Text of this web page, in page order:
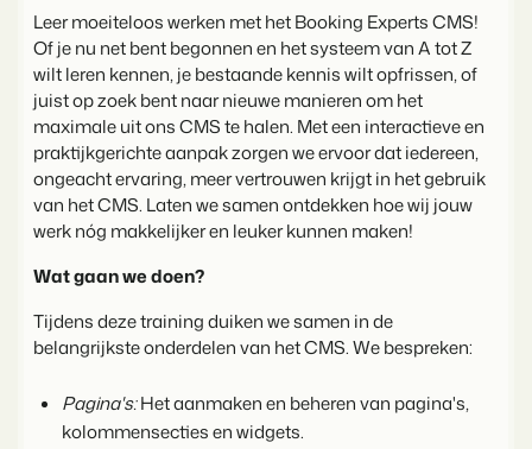
Verhuurwebsite
Breng je merk tot leven met onze websitebouwer.
Vastgoedwebsite
Genereer leads voor jouw verkoopobjecten.
BEX Linguist
Begroet gasten in hun eigen taal.
Marketing
De krachtige combinatie van branding en performance marketing
Dankzij Booking Experts
kunnen we ons volledig
Gijs Meerdink
welcome.in
Overstappen naar BEX
Klaar om te groeien?
Partners
Samen transformeren wij de recreatiebranche.
Onboarding
Samen van start. Vandaag nog.
Events
Van thema trainingen tot kennisevents.
Vertrouwen bij Booking Experts
Leer moeiteloos werken met het Booking Experts CMS!
Of je nu net bent begonnen en het systeem van A tot Z
wilt leren kennen, je bestaande kennis wilt opfrissen, of
juist op zoek bent naar nieuwe manieren om het
maximale uit ons CMS te halen. Met een interactieve en
praktijkgerichte aanpak zorgen we ervoor dat iedereen,
ongeacht ervaring, meer vertrouwen krijgt in het gebruik
van het CMS. Laten we samen ontdekken hoe wij jouw
werk nóg makkelijker en leuker kunnen maken!
Wat gaan we doen?
Tijdens deze training duiken we samen in de
belangrijkste onderdelen van het CMS. We bespreken:
Pagina's:Het aanmaken en beheren van pagina's,
kolommensecties en widgets.